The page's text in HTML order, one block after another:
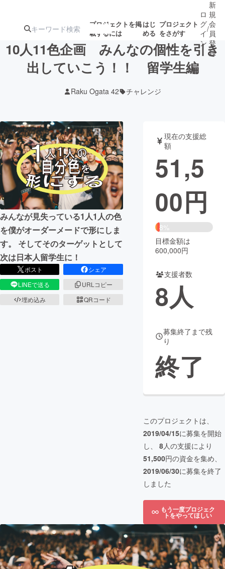
プロジェクトを掲
載するには
はじ
める
プロジェクト
をさがす
ジェクト
ロジェクト
アート・写真 音楽
テクノロジー・ガジェット ゲーム・
映像・映画 書籍・雑誌
ビジネス・起業 チャレンジ
まちづくり・地域活性化
CAMPFIRE for Social Good CAMPFIRE Creation
CAMPFIREふるさと納税
コミュニティ
ロ
グ
イ
ン
/
新
規
会
員
登
録
10人11色企画 みんなの個性を引き
出していこう！！ 留学生編
Raku Ogata 42 チャレンジ
みんなが見失っている1人1人の色
を僕がオーダーメードで形にしま
す。 そしてそのターゲットとして
次は日本人留学生に！
ポスト
シェア
LINEで送る
URLコピー
埋め込み
QRコード
現在の支援総
額
51,5
00円
8%
目標金額は
600,000円
支援者数
8人
募集終了まで残
り
終了
このプロジェクトは、
2019/04/15に募集を開始
し、 8人の支援により
51,500円の資金を集め、
2019/06/30に募集を終了
しました
もう一度プロジェク
トをやってほしい